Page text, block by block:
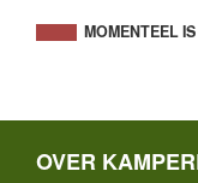
MOMENTEEL
OVER